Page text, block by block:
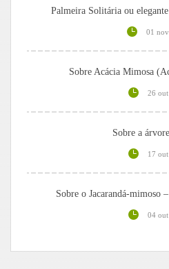
Palmeira Solitária ou
01
Sobre Acácia Mimosa
26
Sobre a
17
Sobre o Jacarandá-mimoso
04